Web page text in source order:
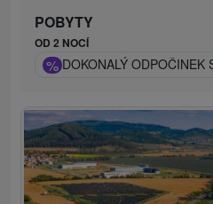
POBYTY
OD 2 NOCÍ
% DOKONALÝ